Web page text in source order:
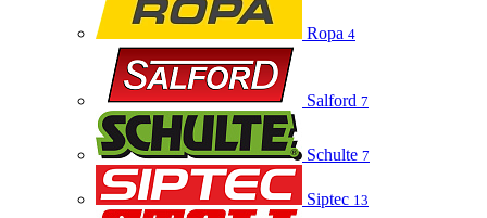
Ropa 4
Salford 7
Schulte 7
Siptec 13